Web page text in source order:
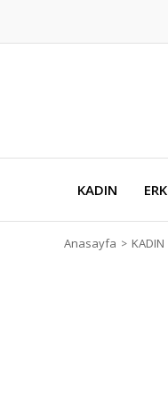
KADIN
Anasayfa KADIN